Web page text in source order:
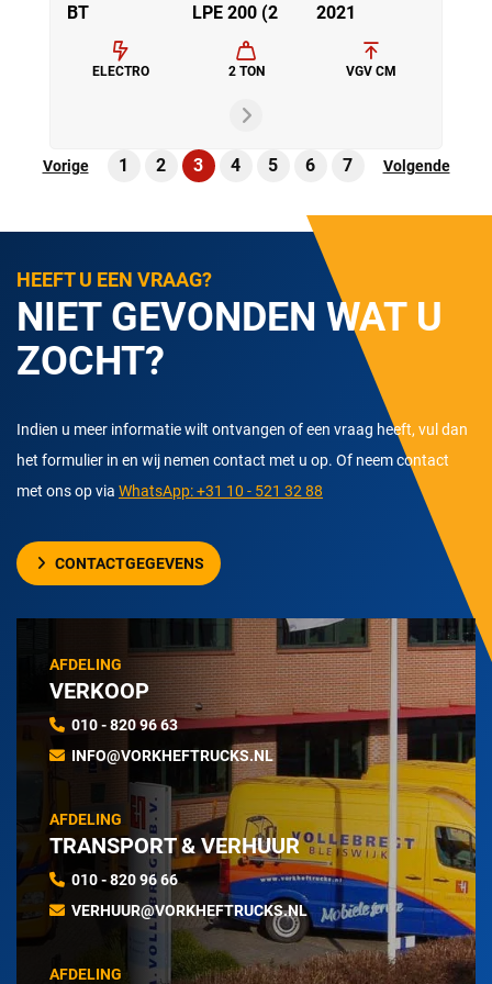
BT LPE 200 (2 2021
ELECTRO 2 TON VGV CM
Vorige 1 2 3 4 5 6 7 Volgende
HEEFT U EEN VRAAG?
NIET GEVONDEN WAT U
ZOCHT?
Indien u meer informatie wilt ontvangen of een vraag heeft, vul dan
het formulier in en wij nemen contact met u op. Of neem contact
met ons op via WhatsApp: +31 10 - 521 32 88
CONTACTGEGEVENS
AFDELING
VERKOOP
010 - 820 96 63
INFO@VORKHEFTRUCKS.NL
AFDELING
TRANSPORT & VERHUUR
010 - 820 96 66
VERHUUR@VORKHEFTRUCKS.NL
AFDELING